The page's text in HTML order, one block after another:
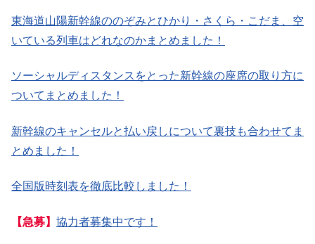
東海道山陽新幹線ののぞみとひかり・さくら・こだま、空
いている列車はどれなのかまとめました！
ソーシャルディスタンスをとった新幹線の座席の取り方に
ついてまとめました！
新幹線のキャンセルと払い戻しについて裏技も合わせてま
とめました！
全国版時刻表を徹底比較しました！
【急募】 協力者募集中です！